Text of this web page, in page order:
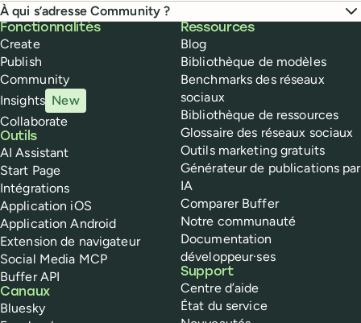
À qui s’adresse Community ?
Buffer
Fonctionnalités
Create
Publish
Community
Insights New
Collaborate
Outils
AI Assistant
Start Page
Intégrations
Application iOS
Application Android
Extension de navigateur
Social Media MCP
Buffer API
Canaux
Bluesky
Ressources
Blog
Bibliothèque de modèles
Benchmarks des réseaux
sociaux
Bibliothèque de ressources
Glossaire des réseaux sociaux
Outils marketing gratuits
Générateur de publications par
IA
Comparer Buffer
Notre communauté
Documentation
développeur·ses
Support
Centre d’aide
État du service